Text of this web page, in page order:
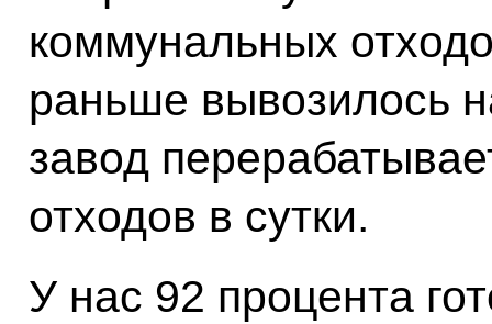
коммунальных
раньше вывозилось
завод
отходов в сутки.
У нас 92 процента